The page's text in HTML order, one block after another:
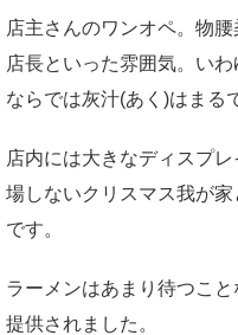
店主さんのワンオペ。物
店長といった雰囲気。い
ならでは灰汁(あく)はまる
店内には大きなディスプ
場しないクリスマス我が
です。
ラーメンはあまり待つこ
提供されました。